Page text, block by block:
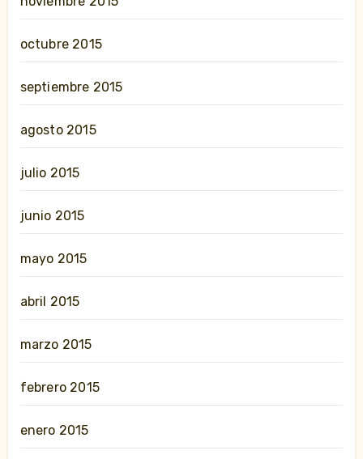
octubre 2015
septiembre 2015
agosto 2015
julio 2015
junio 2015
mayo 2015
abril 2015
marzo 2015
febrero 2015
enero 2015